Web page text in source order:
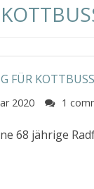
FÜR
2020 1
68 jährige